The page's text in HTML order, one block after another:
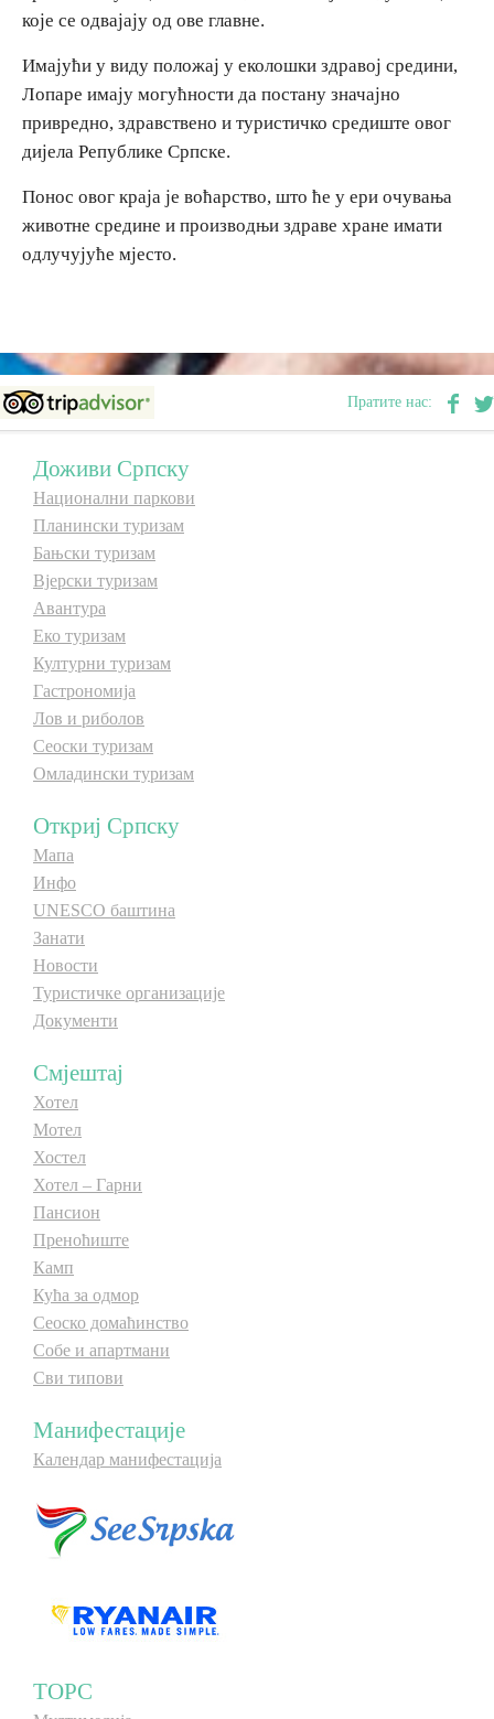
које се одвајају од ове главне.
Имајући у виду положај у еколошки здравој средини,
Лопаре имају могућности да постану значајно
привредно, здравствено и туристичко средиште овог
дијела Републике Српске.
Понос овог краја је воћарство, што ће у ери очувања
животне средине и производњи здраве хране имати
одлучујуће мјесто.
Пратите нас:
Доживи Српску
Национални паркови
Планински туризам
Бањски туризам
Вјерски туризам
Авантура
Еко туризам
Културни туризам
Гастрономија
Лов и риболов
Сеоски туризам
Омладински туризам
Откриј Српску
Мапа
Инфо
UNESCO баштина
Занати
Новости
Туристичке организације
Документи
Смјештај
Хотел
Мотел
Хостел
Хотел – Гарни
Пансион
Преноћиште
Камп
Кућа за одмор
Сеоско домаћинство
Собе и апартмани
Сви типови
Манифестације
Календар манифестација
ТОРС